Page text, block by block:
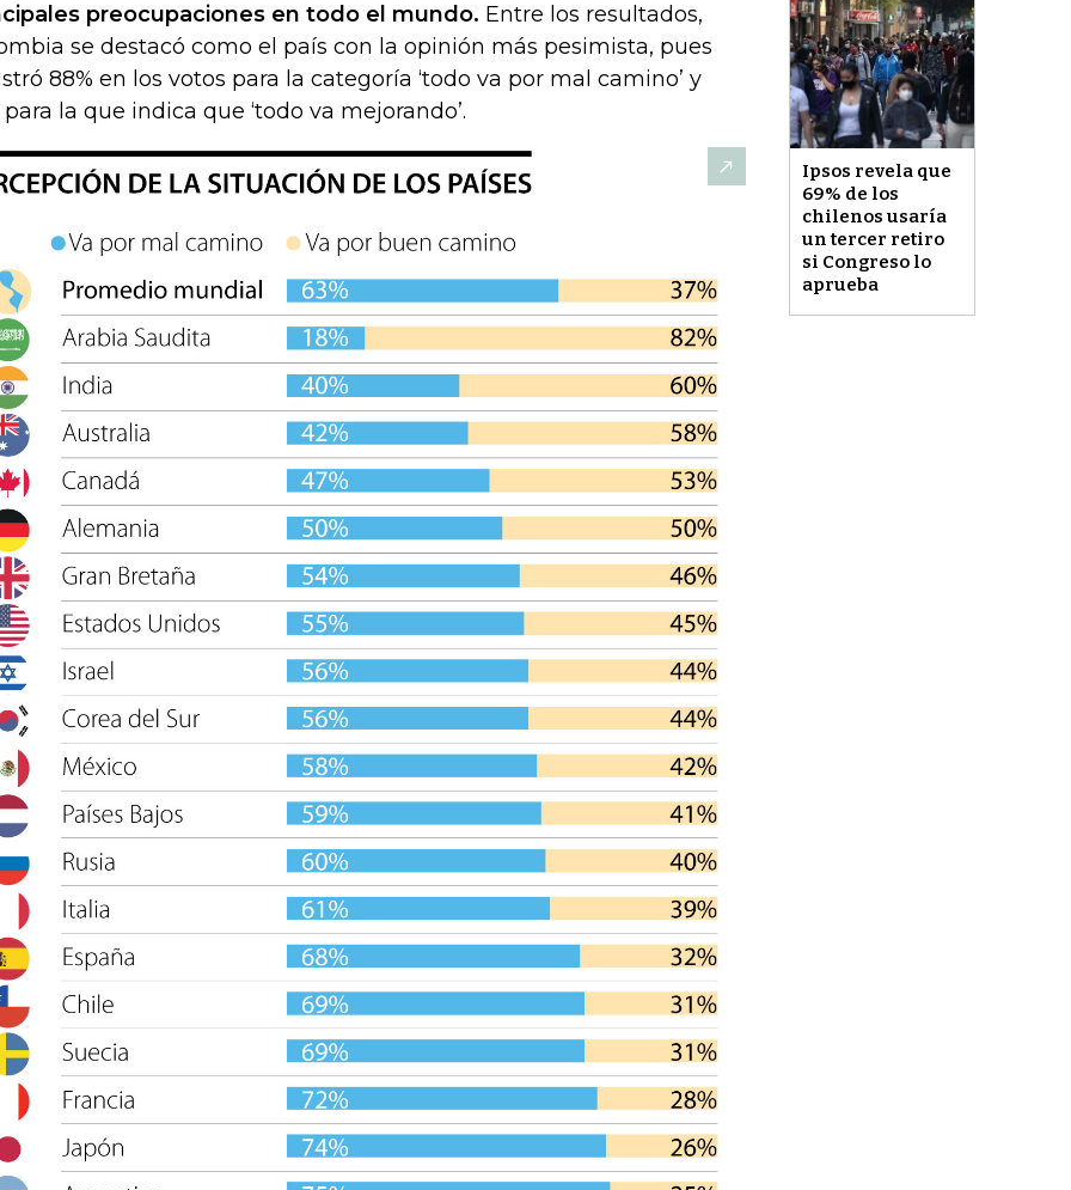
Ipsos revela que
69% de los
chilenos usaría
un tercer retiro
si Congreso lo
aprueba
preocupaciones en todo el mundo. Entre los resultados,
se destacó como el país con la opinión más pesimista, pues
88% en los votos para la categoría ‘todo va por mal camino’ y
para la que indica que ‘todo va mejorando’.